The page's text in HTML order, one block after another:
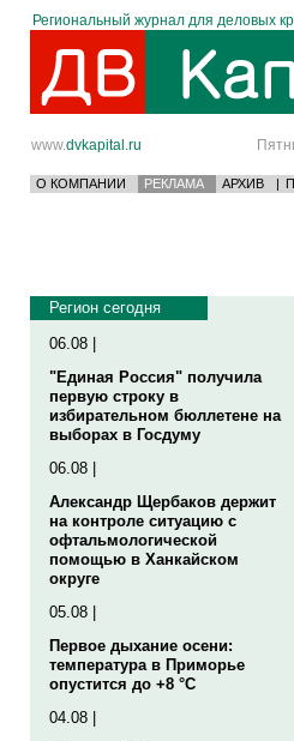
Региональный журнал для деловых
www.dvkapital.ru
О КОМПАНИИ РЕКЛАМА АРХИВ |
Регион сегодня
06.08 |
"Единая Россия" получила
первую строку в
избирательном бюллетене на
выборах в Госдуму
06.08 |
Александр Щербаков держит
на контроле ситуацию с
офтальмологической
помощью в Ханкайском
округе
05.08 |
Первое дыхание осени:
температура в Приморье
опустится до +8 °C
04.08 |